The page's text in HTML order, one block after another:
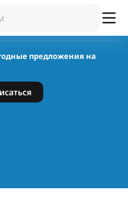
предложения на